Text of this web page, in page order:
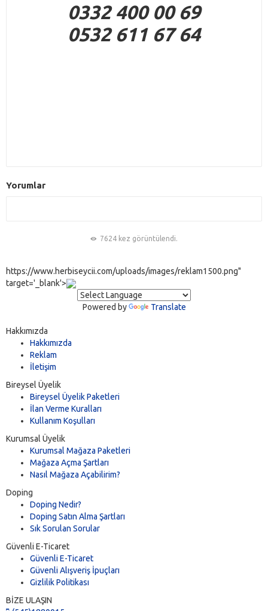
0332 400 00 69
0532 611 67 64
Yorumlar
7624 kez görüntülendi.
https://www.herbiseycii.com/uploads/images/reklam1500.png"
target='_blank'>
Powered by Translate
Hakkımızda
Hakkımızda
Reklam
İletişim
Bireysel Üyelik
Bireysel Üyelik Paketleri
İlan Verme Kuralları
Kullanım Koşulları
Kurumsal Üyelik
Kurumsal Mağaza Paketleri
Mağaza Açma Şartları
Nasıl Mağaza Açabilirim?
Doping
Doping Nedir?
Doping Satın Alma Şartları
Sık Sorulan Sorular
Güvenli E-Ticaret
Güvenli E-Ticaret
Güvenli Alışveriş İpuçları
Gizlilik Politikası
BİZE ULAŞIN